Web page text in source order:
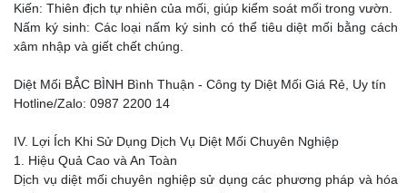
Kiến: Thiên địch tự nhiên của mối, giúp kiểm soát mối trong vườn.
Nấm ký sinh: Các loại nấm ký sinh có thể tiêu diệt mối bằng cách
xâm nhập và giết chết chúng.
Diệt Mối BẮC BÌNH Bình Thuận - Công ty Diệt Mối Giá Rẻ, Uy tín
Hotline/Zalo: 0987 2200 14
IV. Lợi Ích Khi Sử Dụng Dịch Vụ Diệt Mối Chuyên Nghiệp
1. Hiệu Quả Cao và An Toàn
Dịch vụ diệt mối chuyên nghiệp sử dụng các phương pháp và hóa